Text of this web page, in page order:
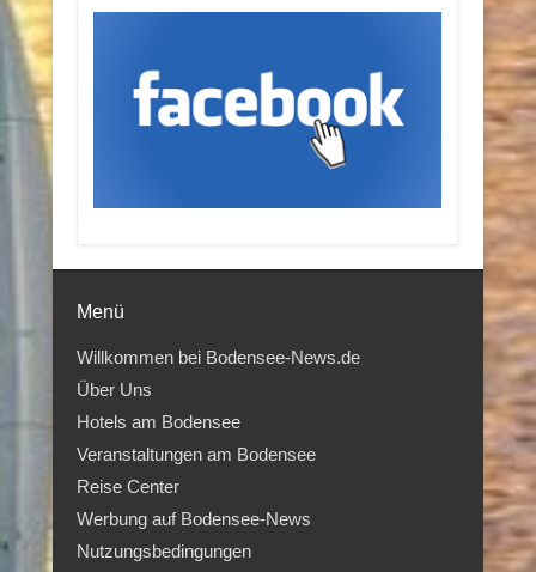
Menü
Willkommen bei Bodensee-News.de
Über Uns
Hotels am Bodensee
Veranstaltungen am Bodensee
Reise Center
Werbung auf Bodensee-News
Nutzungsbedingungen